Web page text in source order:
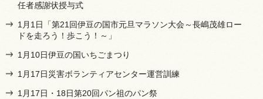
任者感謝状授与式
1月1日「第21回伊豆の国市元旦マラソン大会～長嶋茂雄ロー
ドを走ろう！歩こう！～」
1月10日伊豆の国いちごまつり
1月17日災害ボランティアセンター運営訓練
1月17日・18日第20回パン祖のパン祭